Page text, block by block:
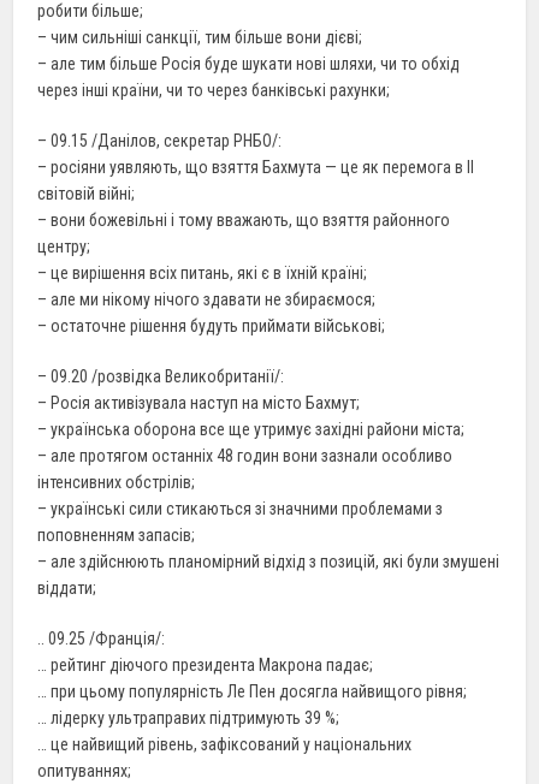
робити більше;
– чим сильніші санкції, тим більше вони дієві;
– але тим більше Росія буде шукати нові шляхи, чи то обхід
через інші країни, чи то через банківські рахунки;
– 09.15 /Данілов, секретар РНБО/:
– росіяни уявляють, що взяття Бахмута — це як перемога в II
світовій війні;
– вони божевільні і тому вважають, що взяття районного
центру;
– це вирішення всіх питань, які є в їхній країні;
– але ми нікому нічого здавати не збираємося;
– остаточне рішення будуть приймати військові;
– 09.20 /розвідка Великобританії/:
– Росія активізувала наступ на місто Бахмут;
– українська оборона все ще утримує західні райони міста;
– але протягом останніх 48 годин вони зазнали особливо
інтенсивних обстрілів;
– українські сили стикаються зі значними проблемами з
поповненням запасів;
– але здійснюють планомірний відхід з позицій, які були змушені
віддати;
.. 09.25 /Франція/:
… рейтинг діючого президента Макрона падає;
… при цьому популярність Ле Пен досягла найвищого рівня;
… лідерку ультраправих підтримують 39 %;
… це найвищий рівень, зафіксований у національних
опитуваннях;